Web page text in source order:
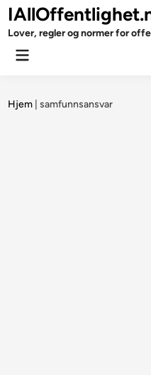
Skip
to
content
Lover, regler og normer for
Main
Hjem |samfunnsansvar